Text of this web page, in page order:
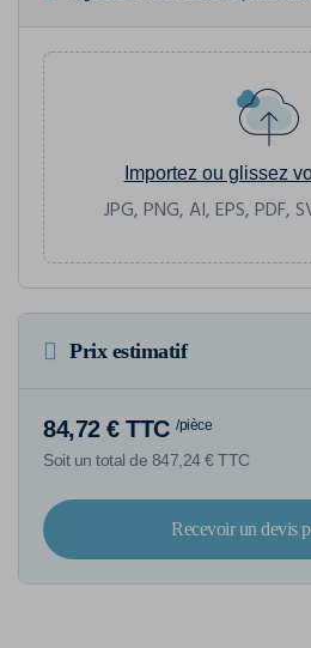
Importez ou glissez
JPG, PNG, AI, EPS, PDF,
Prix estimatif
84,72 € TTC /pièce
Soit un total de 847,24 € TTC
Recevoir un devis